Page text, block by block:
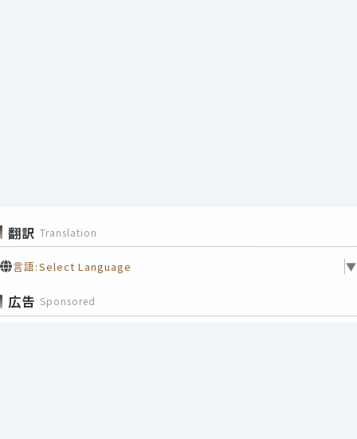
翻訳 Translation
言語:Select Language ▼
広告 Sponsored